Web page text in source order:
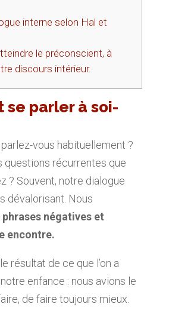
interne selon Hal et
le préconscient, à
discours intérieur.
se parler à soi-
vous habituellement ?
questions récurrentes que
? Souvent, notre dialogue
dévalorisant. Nous
phrases négatives et
encontre.
résultat de ce que l’on a
enfance : nous avions le
de faire toujours mieux.